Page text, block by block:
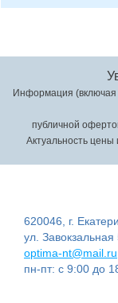
Информация (включая
публичной
Актуальность цены
620046, г.
ул.
optima-nt@mail.ru
пн-пт: с 9:00 до